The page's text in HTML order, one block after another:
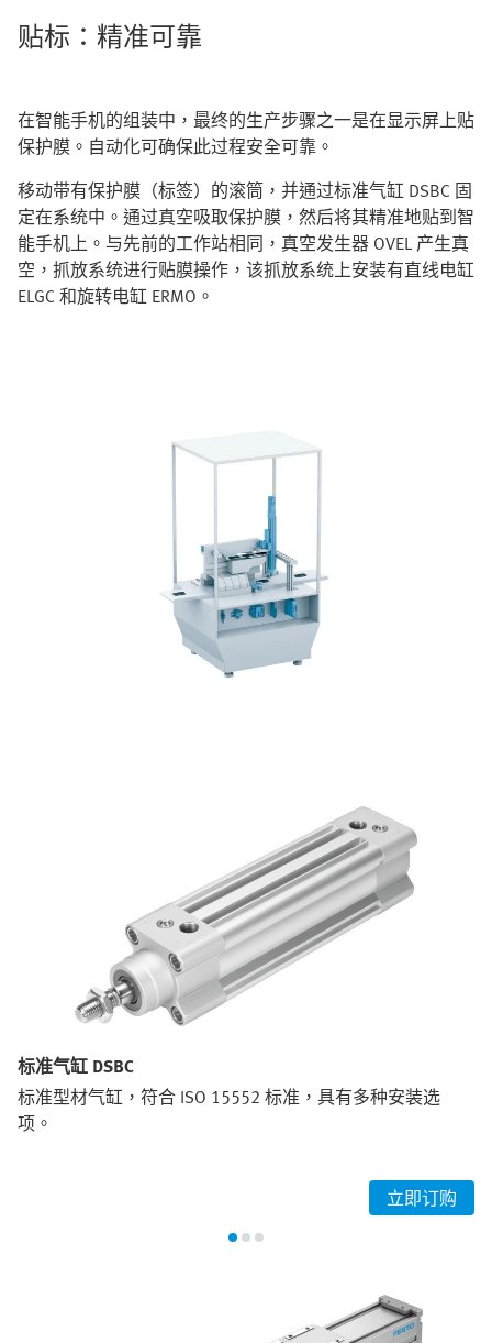
贴标：精准可靠
在智能手机的组装中，最终的生产步骤之一是在显示屏上贴
保护膜。自动化可确保此过程安全可靠。
移动带有保护膜（标签）的滚筒，并通过标准气缸 DSBC 固
定在系统中。通过真空吸取保护膜，然后将其精准地贴到智
能手机上。与先前的工作站相同，真空发生器 OVEL 产生真
空，抓放系统进行贴膜操作，该抓放系统上安装有直线电缸
ELGC 和旋转电缸 ERMO。
标准气缸 DSBC
标准型材气缸，符合 ISO 15552 标准，具有多种安装选
项。
立即订购